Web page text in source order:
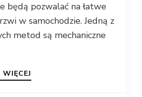
będą pozwalać na łatwe
w samochodzie. Jedną z
metod są mechaniczne